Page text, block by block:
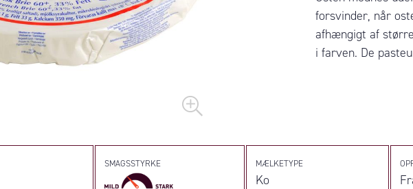
forsvinder, når
afhængigt af
i farven. De
SMAGSSTYRKE MÆLKETYPE
Ko